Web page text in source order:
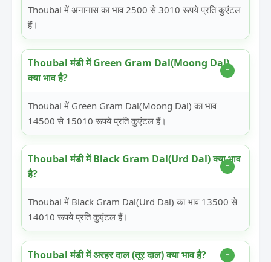
Thoubal में अनानास का भाव 2500 से 3010 रूपये प्रति कुएंटल
हैं।
Thoubal मंडी में Green Gram Dal(Moong Dal)
क्या भाव है?
Thoubal में Green Gram Dal(Moong Dal) का भाव
14500 से 15010 रूपये प्रति कुएंटल हैं।
Thoubal मंडी में Black Gram Dal(Urd Dal) क्या भाव
है?
Thoubal में Black Gram Dal(Urd Dal) का भाव 13500 से
14010 रूपये प्रति कुएंटल हैं।
Thoubal मंडी में अरहर दाल (तूर दाल) क्या भाव है?